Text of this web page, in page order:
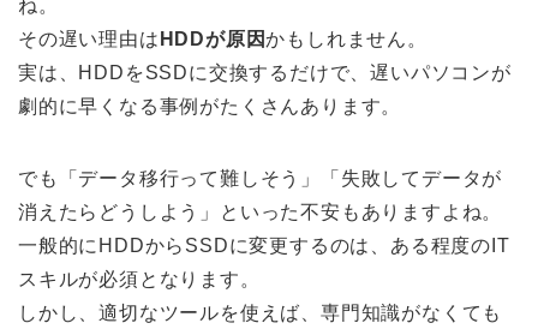
ね。
その遅い理由は HDDが原因かもしれません。
実は、HDDをSSDに交換するだけで、遅いパソコンが
劇的に早くなる事例がたくさんあります。
でも「データ移行って難しそう」「失敗してデータが
消えたらどうしよう」といった不安もありますよね。
一般的にHDDからSSDに変更するのは、ある程度のIT
スキルが必須となります。
しかし、適切なツールを使えば、専門知識がなくても